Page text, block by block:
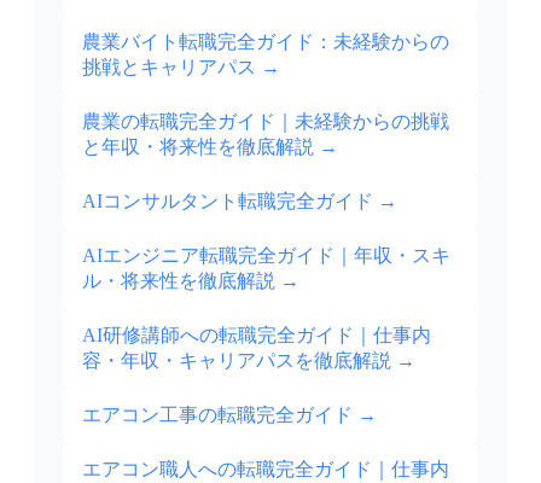
農業バイト転職完全ガイド：未経験からの
挑戦とキャリアパス →
農業の転職完全ガイド｜未経験からの挑戦
と年収・将来性を徹底解説 →
AIコンサルタント転職完全ガイド →
AIエンジニア転職完全ガイド｜年収・スキ
ル・将来性を徹底解説 →
AI研修講師への転職完全ガイド｜仕事内
容・年収・キャリアパスを徹底解説 →
エアコン工事の転職完全ガイド →
エアコン職人への転職完全ガイド｜仕事内